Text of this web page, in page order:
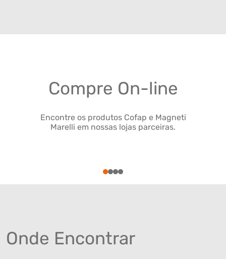
Compre On-line
Encontre os produtos Cofap e Magneti
Marelli em nossas lojas parceiras.
1234
Onde Encontrar